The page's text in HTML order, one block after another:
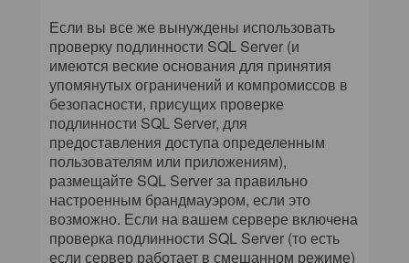
Если вы все же вынуждены использовать
проверку подлинности SQL Server (и
имеются веские основания для принятия
упомянутых ограничений и компромиссов в
безопасности, присущих проверке
подлинности SQL Server, для
предоставления доступа определенным
пользователям или приложениям),
размещайте SQL Server за правильно
настроенным брандмауэром, если это
возможно. Если на вашем сервере включена
проверка подлинности SQL Server (то есть
если сервер работает в смешанном режиме)